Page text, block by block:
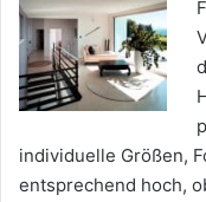
individuelle Größen,
entsprechend hoch,